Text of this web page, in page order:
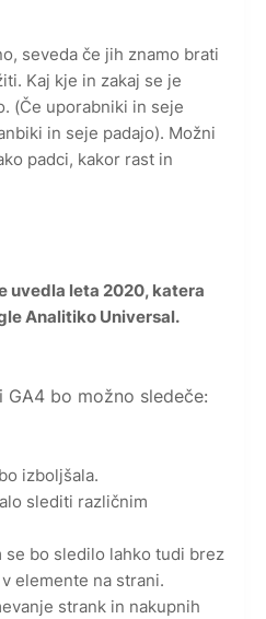
seveda če jih znamo brati
Kaj kje in zakaj se je
(Če uporabniki in seje
in seje padajo). Možni
padci, kakor rast in
uvedla leta 2020, katera
Analitiko Universal.
bo možno sledeče:
izboljšala.
slediti različnim
se bo sledilo lahko tudi brez
elemente na strani.
strank in nakupnih